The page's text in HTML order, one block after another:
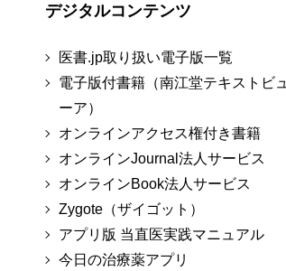
デジタルコンテンツ
医書.jp取り扱い電子版一覧
電子版付書籍（南江堂テキストビュ
ーア）
オンラインアクセス権付き書籍
オンラインJournal法人サービス
オンラインBook法人サービス
Zygote（ザイゴット）
アプリ版 当直医実践マニュアル
今日の治療薬アプリ